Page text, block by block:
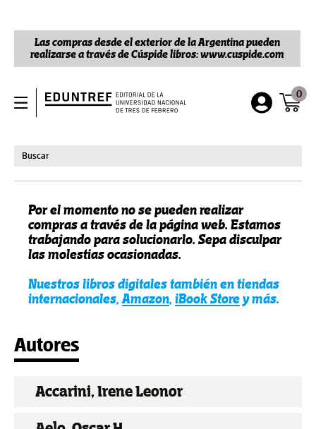
Las compras desde el exterior de la Argentina pueden
realizarse a través de Cúspide libros: www.cuspide.com
0
Por el momento no se pueden realizar
compras a través de la página web. Estamos
trabajando para solucionarlo. Sepa disculpar
las molestias ocasionadas.
Nuestros libros digitales también en tiendas
internacionales, Amazon, iBook Storey más.
Autores
Accarini, Irene Leonor